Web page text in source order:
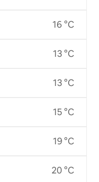
16 °C
13 °C
13 °C
15 °C
19 °C
20 °C